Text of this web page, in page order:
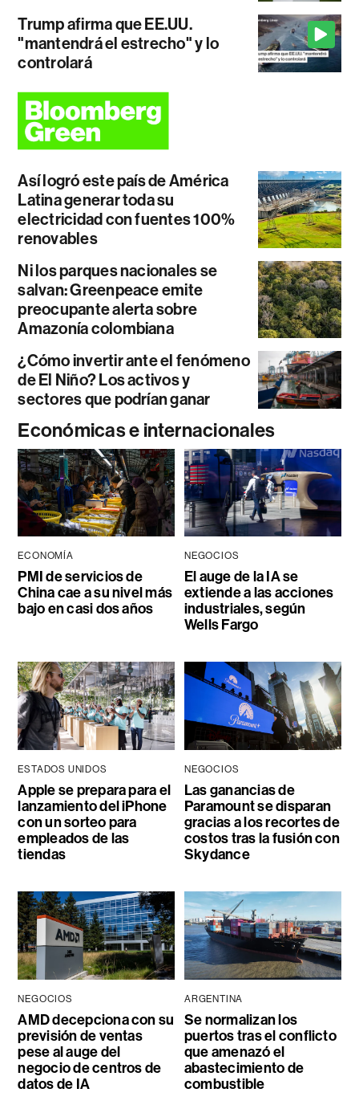
Trump afirma que EE.UU.
"mantendrá el estrecho" y lo
controlará
Así logró este país de América
Latina generar toda su
electricidad con fuentes 100%
renovables
Ni los parques nacionales se
salvan: Greenpeace emite
preocupante alerta sobre
Amazonía colombiana
¿Cómo invertir ante el fenómeno
de El Niño? Los activos y
sectores que podrían ganar
Económicas e internacionales
ECONOMÍA
PMI de servicios de
China cae a su nivel más
bajo en casi dos años
NEGOCIOS
El auge de la IA se
extiende a las acciones
industriales, según
Wells Fargo
ESTADOS UNIDOS
Apple se prepara para el
lanzamiento del iPhone
con un sorteo para
empleados de las
tiendas
NEGOCIOS
Las ganancias de
Paramount se disparan
gracias a los recortes de
costos tras la fusión con
Skydance
NEGOCIOS
AMD decepciona con su
previsión de ventas
pese al auge del
negocio de centros de
datos de IA
ARGENTINA
Se normalizan los
puertos tras el conflicto
que amenazó el
abastecimiento de
combustible